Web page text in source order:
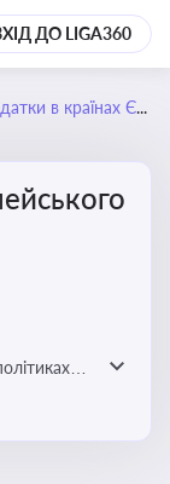
ДО LIGA360
в країнах Європейського Союзу
бізнес-